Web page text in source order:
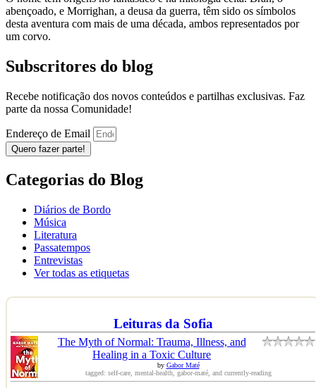
abençoado, e Morrighan, a deusa da guerra, têm sido os símbolos
desta aventura com mais de uma década, ambos representados por
um corvo.
Subscritores do blog
Recebe notificação dos novos conteúdos e partilhas exclusivas. Faz
parte da nossa Comunidade!
Endereço de Email
Quero fazer parte!
Categorias do Blog
Diários de Bordo
Música
Literatura
Passatempos
Entrevistas
Ver todas as etiquetas
Leituras da Sofia
The Myth of Normal: Trauma, Illness, and
Healing in a Toxic Culture
by Gabor Maté
tagged: self-care, mental-health, gabor-maté, and currently-reading